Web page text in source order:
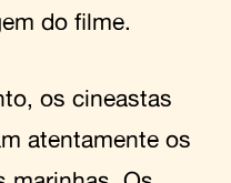
do filme.
os cineastas
atentamente os